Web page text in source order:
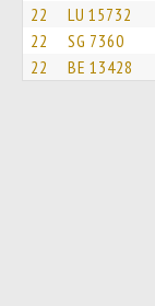
22 LU 15732
22 SG 7360
22 BE 13428